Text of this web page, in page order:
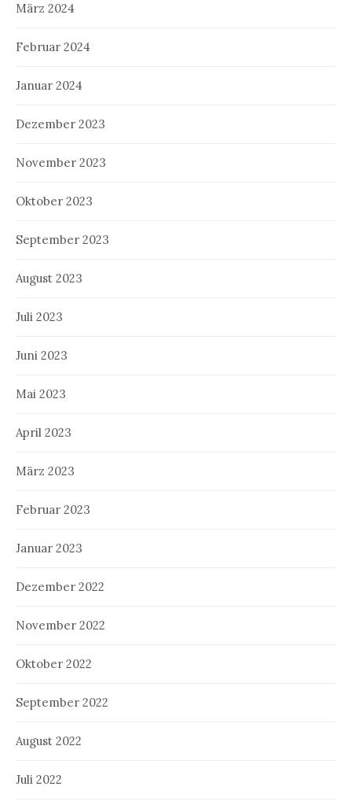
März 2024
Februar 2024
Januar 2024
Dezember 2023
November 2023
Oktober 2023
September 2023
August 2023
Juli 2023
Juni 2023
Mai 2023
April 2023
März 2023
Februar 2023
Januar 2023
Dezember 2022
November 2022
Oktober 2022
September 2022
August 2022
Juli 2022